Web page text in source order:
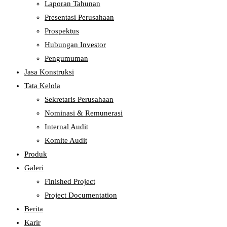
Laporan Tahunan
Presentasi Perusahaan
Prospektus
Hubungan Investor
Pengumuman
Jasa Konstruksi
Tata Kelola
Sekretaris Perusahaan
Nominasi & Remunerasi
Internal Audit
Komite Audit
Produk
Galeri
Finished Project
Project Documentation
Berita
Karir